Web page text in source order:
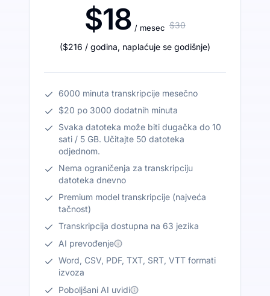
$18 / mesec $30
($216 / godina, naplaćuje se godišnje)
6000 minuta transkripcije mesečno
$20 po 3000 dodatnih minuta
Svaka datoteka može biti dugačka do 10
sati / 5 GB. Učitajte 50 datoteka
odjednom.
Nema ograničenja za transkripciju
datoteka dnevno
Premium model transkripcije (najveća
tačnost)
Transkripcija dostupna na 63 jezika
AI prevođenje
Word, CSV, PDF, TXT, SRT, VTT formati
izvoza
Poboljšani AI uvidi